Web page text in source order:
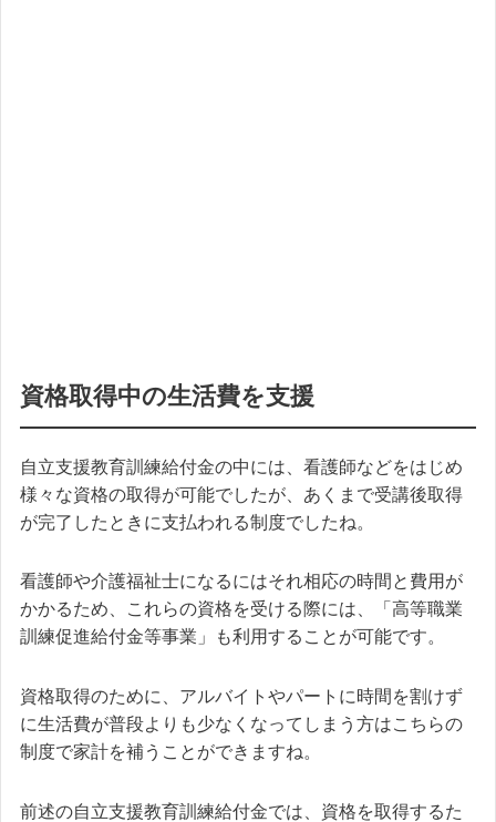
資格取得中の生活費を支援
自立支援教育訓練給付金の中には、看護師などをはじめ
様々な資格の取得が可能でしたが、あくまで受講後取得
が完了したときに支払われる制度でしたね。
看護師や介護福祉士になるにはそれ相応の時間と費用が
かかるため、これらの資格を受ける際には、「高等職業
訓練促進給付金等事業」も利用することが可能です。
資格取得のために、アルバイトやパートに時間を割けず
に生活費が普段よりも少なくなってしまう方はこちらの
制度で家計を補うことができますね。
前述の自立支援教育訓練給付金では、資格を取得するた